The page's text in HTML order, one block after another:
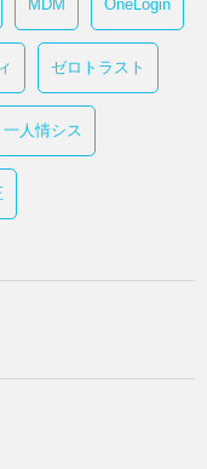
MDM OneLogin
ゼロトラスト
一人情シス